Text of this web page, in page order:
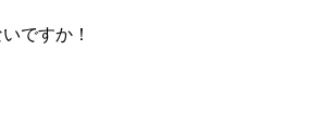
ですか！